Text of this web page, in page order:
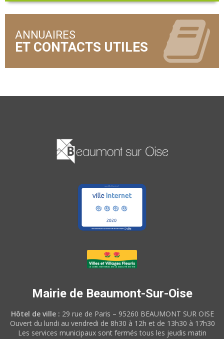
ANNUAIRES
Mairie de Beaumont-Sur-Oise
Hôtel de ville : 29 rue de Paris – 95260 BEAUMONT SUR OISE
Ouvert du lundi au vendredi de 8h30 à 12h et de 13h30 à 17h30
Les services municipaux sont fermés tous les jeudis matin